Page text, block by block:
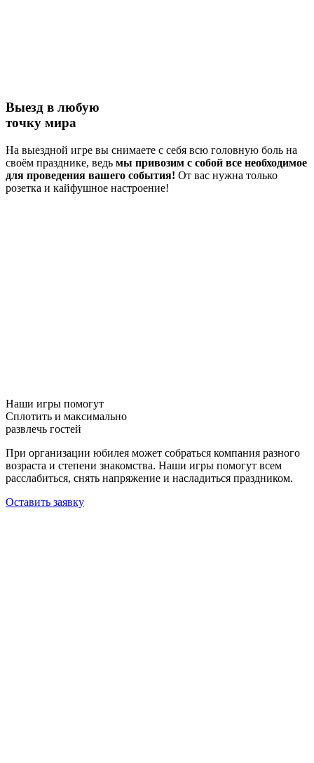
Выезд в любую
точку мира
На выездной игре вы снимаете с себя всю головную боль на
своём празднике, ведь мы привозим с собой все необходимое
для проведения вашего события! От вас нужна только
розетка и кайфушное настроение!
Наши игры помогут
Сплотить и максимально
развлечь гостей
При организации юбилея может собраться компания разного
возраста и степени знакомства. Наши игры помогут всем
расслабиться, снять напряжение и насладиться праздником.
Оставить заявку